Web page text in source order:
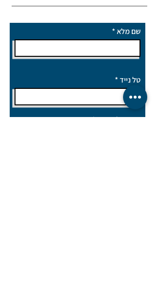
שם מלא
טל נייד
דואר אלקטרוני